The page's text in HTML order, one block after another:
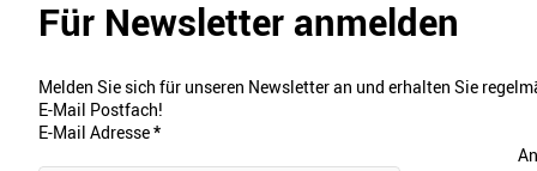
Für Newsletter anmelden
Melden Sie sich für unseren Newsletter an und erhalten Sie
E-Mail Postfach!
E-Mail Adresse*